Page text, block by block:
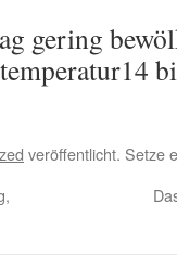
gering
veröffentlicht. Setze